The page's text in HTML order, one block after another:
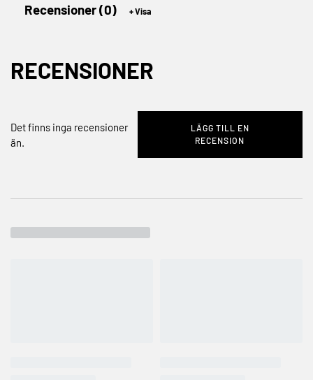
Recensioner (0)
RECENSIONER
Det finns inga recensioner
än.
LÄGG TILL EN
RECENSION